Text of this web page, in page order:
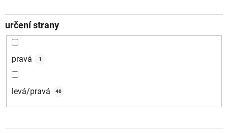
určení strany
pravá 1
levá/pravá 40